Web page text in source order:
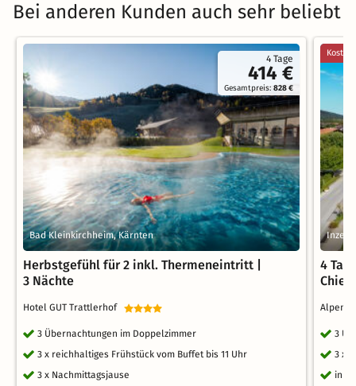
Bei anderen Kunden auch sehr beliebt
4 Tage
414 €
Gesamtpreis:828 €
Bad Kleinkirchheim, Kärnten
Herbstgefühl für 2 inkl. Thermeneintritt |
3 Nächte
Hotel GUT Trattlerhof
3 Übernachtungen im Doppelzimmer
3 x reichhaltiges Frühstück vom Buffet bis 11 Uhr
3 x Nachmittagsjause
Inzell,
4
3
3 x
inkl.